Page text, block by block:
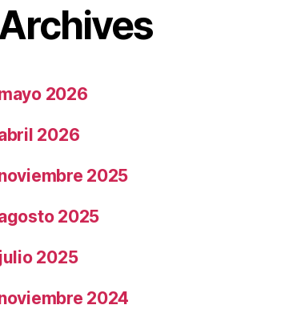
Archives
2026
2026
2025
2025
julio 2025
2024